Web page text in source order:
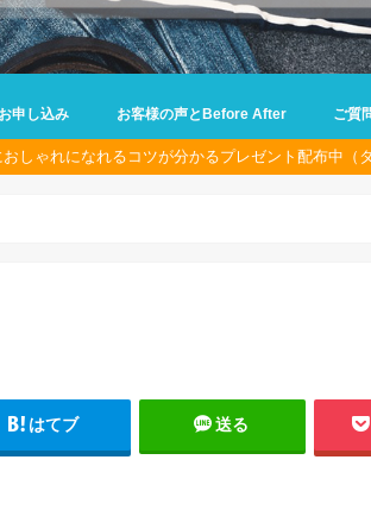
申し込み お客様の声とBefore After ご質
しゃれになれるコツが分かるプレゼント配布中（
はてブ 送る